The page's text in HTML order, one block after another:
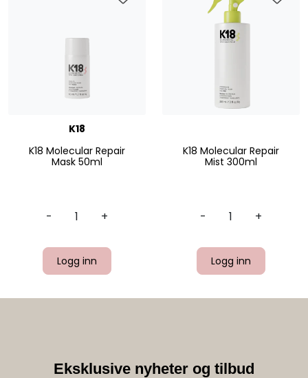
K18
K18 Molecular Repair
Mask 50ml
- +
Logg inn
K18 Molecular Repair
Mist 300ml
- +
Logg inn
Eksklusive nyheter og tilbud